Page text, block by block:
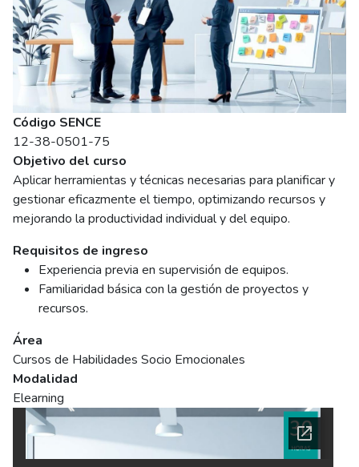
Código SENCE
12-38-0501-75
Objetivo del curso
Aplicar herramientas y técnicas necesarias para planificar y
gestionar eficazmente el tiempo, optimizando recursos y
mejorando la productividad individual y del equipo.
Requisitos de ingreso
Experiencia previa en supervisión de equipos.
Familiaridad básica con la gestión de proyectos y
recursos.
Área
Cursos de Habilidades Socio Emocionales
Modalidad
Elearning
Ficha del curso